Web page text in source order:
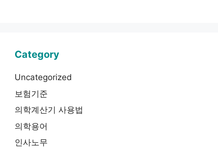
Category
Uncategorized
보험기준
의학계산기 사용법
의학용어
인사노무